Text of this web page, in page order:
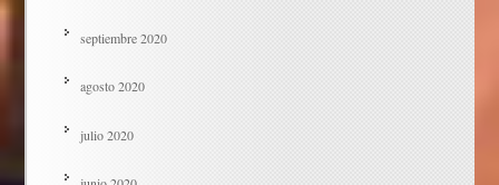
septiembre 2020
agosto 2020
julio 2020